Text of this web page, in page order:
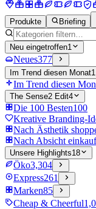
Produkte Briefing
Neu eingetroffen1
Neues377
Im Trend diesen Monat1
Im Trend diesen
The Sense2 Edit4
Die 100 Besten100
Kreative Branding-
Nach Ästhetik
Nach Absicht
Unsere Highlights18
Öko3,304
Express261
Marken85
Cheap & Cheerful